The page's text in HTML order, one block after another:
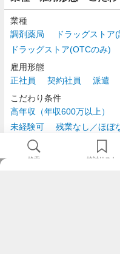
業種
調剤薬局
ドラッグストア
ドラッグストア(OTCのみ)
雇用形態
正社員
契約社員 派遣
こだわり条件
高年収（年収600万以上）
未経験可
残業なし／ほぼ
時給2,500円以上
検索 検討リスト